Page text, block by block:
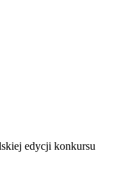
edycji konkursu